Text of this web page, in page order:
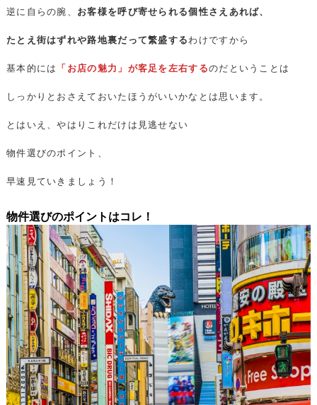
逆に自らの腕、 お客様を呼び寄せられる個性さえあれば、
たとえ街はずれや路地裏だって繁盛する わけですから
基本的には 「お店の魅力」が客足を左右するのだということは
しっかりとおさえておいたほうがいいかなとは思います。
とはいえ、やはりこれだけは見逃せない
物件選びのポイント、
早速見ていきましょう！
物件選びのポイントはコレ！